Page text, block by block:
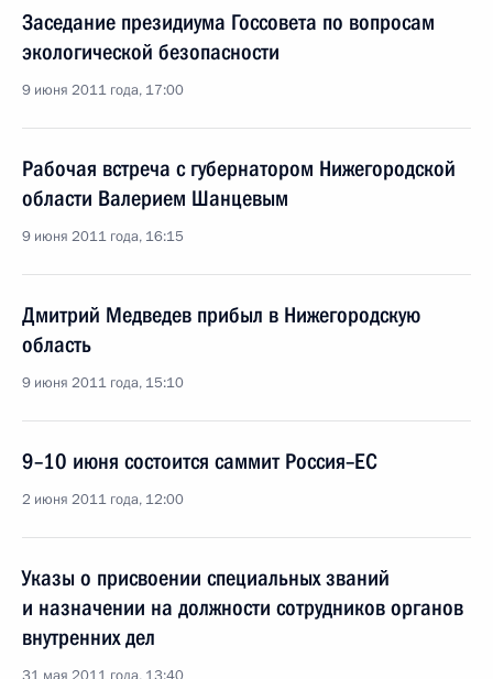
Заседание президиума Госсовета по вопросам
экологической безопасности
9 июня 2011 года, 17:00
Рабочая встреча с губернатором Нижегородской
области Валерием Шанцевым
9 июня 2011 года, 16:15
Дмитрий Медведев прибыл в Нижегородскую
область
9 июня 2011 года, 15:10
9–10 июня состоится саммит Россия–ЕС
2 июня 2011 года, 12:00
Указы о присвоении специальных званий
и назначении на должности сотрудников органов
внутренних дел